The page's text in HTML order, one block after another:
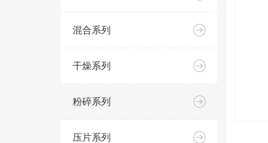
混合系列
干燥系列
粉碎系列
压片系列